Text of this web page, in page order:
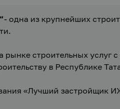
- одна из крупнейших
рынке строительных услуг с
в Республике
«Лучший застройщик